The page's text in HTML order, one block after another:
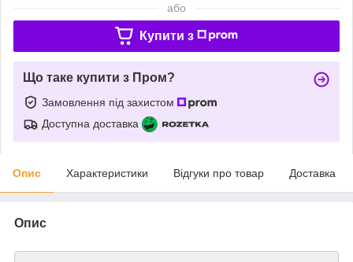
або
Купити з
Що таке купити з Пром?
Замовлення під захистом
Доступна доставка
Опис Характеристики Відгуки про товар Доставка
Опис